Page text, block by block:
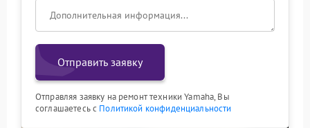
Отправить заявку
Отправляя заявку на ремонт техники Yamaha, Вы
соглашаетесь с Политикой конфиденциальности